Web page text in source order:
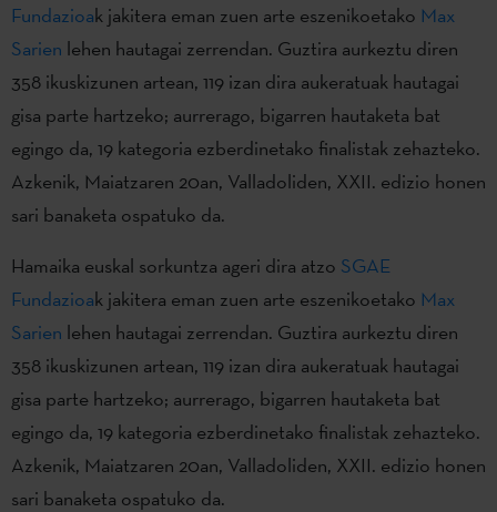
Fundazioak jakitera eman zuen arte eszenikoetako Max
Sarien lehen hautagai zerrendan. Guztira aurkeztu diren
358 ikuskizunen artean, 119 izan dira aukeratuak hautagai
gisa parte hartzeko; aurrerago, bigarren hautaketa bat
egingo da, 19 kategoria ezberdinetako finalistak zehazteko.
Azkenik, Maiatzaren 20an, Valladoliden, XXII. edizio honen
sari banaketa ospatuko da.
Hamaika euskal sorkuntza ageri dira atzo SGAE
Fundazioak jakitera eman zuen arte eszenikoetako Max
Sarien lehen hautagai zerrendan. Guztira aurkeztu diren
358 ikuskizunen artean, 119 izan dira aukeratuak hautagai
gisa parte hartzeko; aurrerago, bigarren hautaketa bat
egingo da, 19 kategoria ezberdinetako finalistak zehazteko.
Azkenik, Maiatzaren 20an, Valladoliden, XXII. edizio honen
sari banaketa ospatuko da.